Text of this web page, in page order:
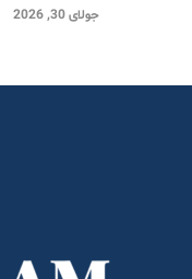
جولای 30, 2026